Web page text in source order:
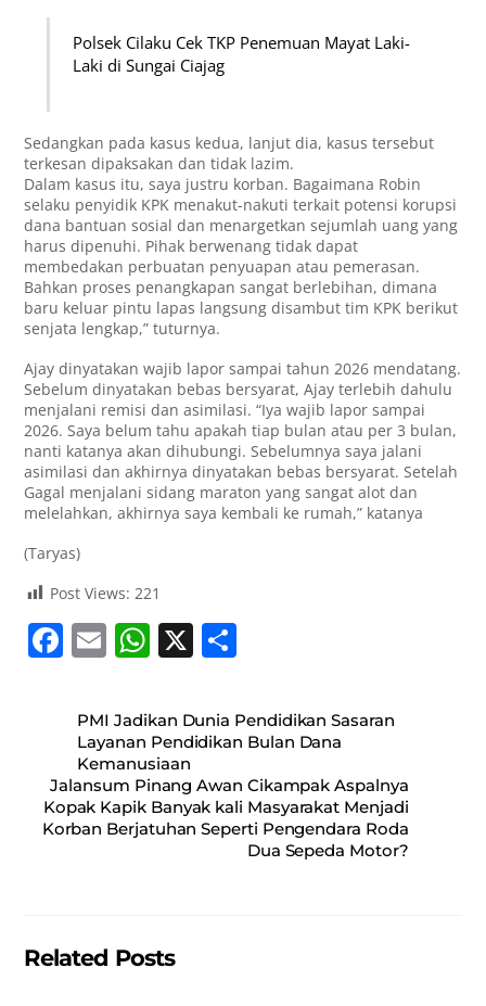
Polsek Cilaku Cek TKP Penemuan Mayat Laki-
Laki di Sungai Ciajag
Sedangkan pada kasus kedua, lanjut dia, kasus tersebut
terkesan dipaksakan dan tidak lazim.
Dalam kasus itu, saya justru korban. Bagaimana Robin
selaku penyidik KPK menakut-nakuti terkait potensi korupsi
dana bantuan sosial dan menargetkan sejumlah uang yang
harus dipenuhi. Pihak berwenang tidak dapat
membedakan perbuatan penyuapan atau pemerasan.
Bahkan proses penangkapan sangat berlebihan, dimana
baru keluar pintu lapas langsung disambut tim KPK berikut
senjata lengkap,” tuturnya.
Ajay dinyatakan wajib lapor sampai tahun 2026 mendatang.
Sebelum dinyatakan bebas bersyarat, Ajay terlebih dahulu
menjalani remisi dan asimilasi. “Iya wajib lapor sampai
2026. Saya belum tahu apakah tiap bulan atau per 3 bulan,
nanti katanya akan dihubungi. Sebelumnya saya jalani
asimilasi dan akhirnya dinyatakan bebas bersyarat. Setelah
Gagal menjalani sidang maraton yang sangat alot dan
melelahkan, akhirnya saya kembali ke rumah,” katanya
(Taryas)
Post Views: 221
F
c
e
b
o
o
E
ai
l
W
at
s
A
p
p
X
ar
e
PMI Jadikan Dunia Pendidikan Sasaran
Layanan Pendidikan Bulan Dana
Kemanusiaan
Jalansum Pinang Awan Cikampak Aspalnya
Kopak Kapik Banyak kali Masyarakat Menjadi
Korban Berjatuhan Seperti Pengendara Roda
Dua Sepeda Motor?
Related Posts